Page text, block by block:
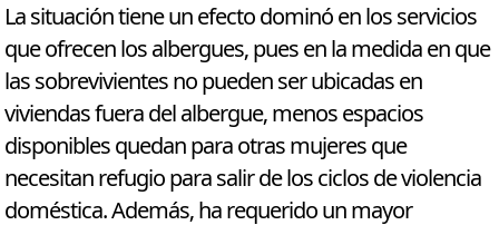
La situación tiene un efecto dominó en los servicios
que ofrecen los albergues, pues en la medida en que
las sobrevivientes no pueden ser ubicadas en
viviendas fuera del albergue, menos espacios
disponibles quedan para otras mujeres que
necesitan refugio para salir de los ciclos de violencia
doméstica. Además, ha requerido un mayor